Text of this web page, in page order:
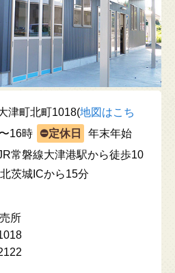
津町北町1018(地図はこち
16時
年末年始
常磐線大津港駅から徒歩10
茨城ICから15分
所